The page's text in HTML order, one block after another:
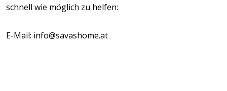
schnell wie möglich zu helfen:
E-Mail: info@savashome.at